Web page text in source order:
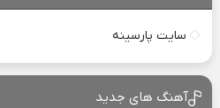
سایت پارسینه
آهنگ های جدید